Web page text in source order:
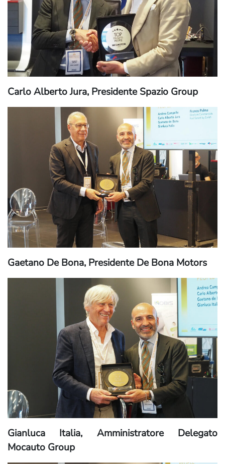
Carlo Alberto Jura, Presidente Spazio Group
Gaetano De Bona, Presidente De Bona Motors
Gianluca Italia, Amministratore Delegato
Mocauto Group